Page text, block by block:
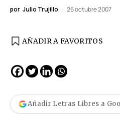
por Julio Trujillo 26 octubre 2007
AÑADIR A FAVORITOS
Añadir Letras Libres a